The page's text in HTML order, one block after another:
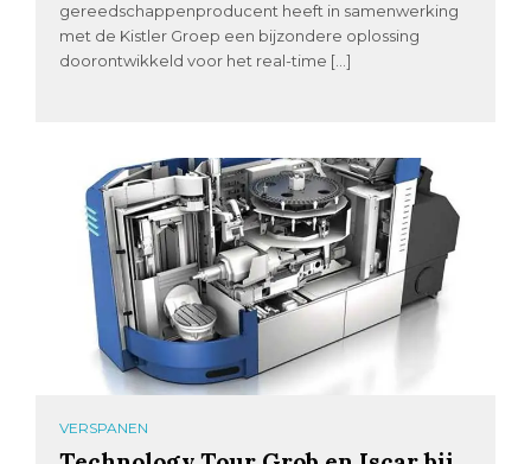
gereedschappenproducent heeft in samenwerking
met de Kistler Groep een bijzondere oplossing
doorontwikkeld voor het real-time […]
VERSPANEN